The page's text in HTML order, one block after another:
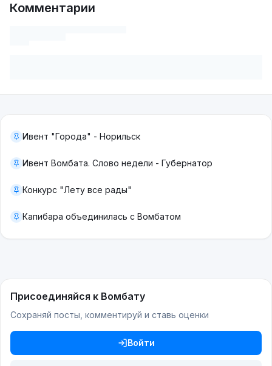
Комментарии
Ивент "Города" - Норильск
Ивент Вомбата. Слово недели - Губернатор
Конкурс "Лету все рады"
Капибара объединилась с Вомбатом
Присоединяйся к Вомбату
Сохраняй посты, комментируй и ставь оценки
Войти